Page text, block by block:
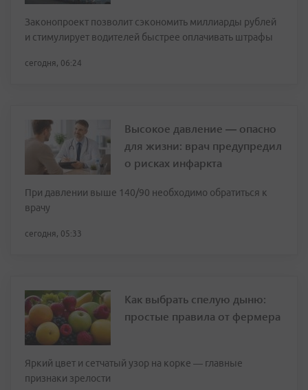
Законопроект позволит сэкономить миллиарды рублей
и стимулирует водителей быстрее оплачивать штрафы
сегодня, 06:24
Высокое давление — опасно
для жизни: врач предупредил
о рисках инфаркта
При давлении выше 140/90 необходимо обратиться к
врачу
сегодня, 05:33
Как выбрать спелую дыню:
простые правила от фермера
Яркий цвет и сетчатый узор на корке — главные
признаки зрелости